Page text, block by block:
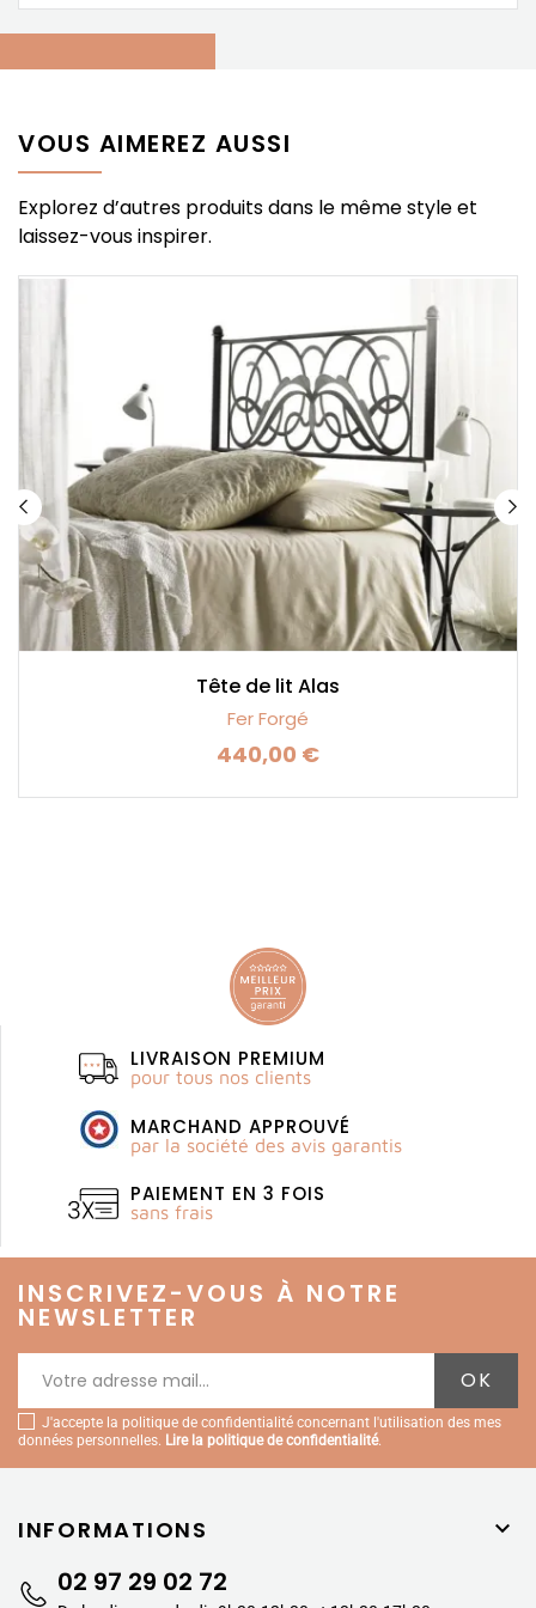
VOUS AIMEREZ AUSSI
Explorez d’autres produits dans le même style et
laissez-vous inspirer.
Tête de lit Alas
Fer Forgé
Prix
440,00 €
LIVRAISON PREMIUM
pour tous nos clients
MARCHAND APPROUVÉ
par la société des avis garantis
PAIEMENT EN 3 FOIS
sans frais
INSCRIVEZ-VOUS À NOTRE
NEWSLETTER
J'accepte la politique de confidentialité concernant l'utilisation des mes
données personnelles. Lire la politique de confidentialité.
INFORMATIONS 
02 97 29 02 72